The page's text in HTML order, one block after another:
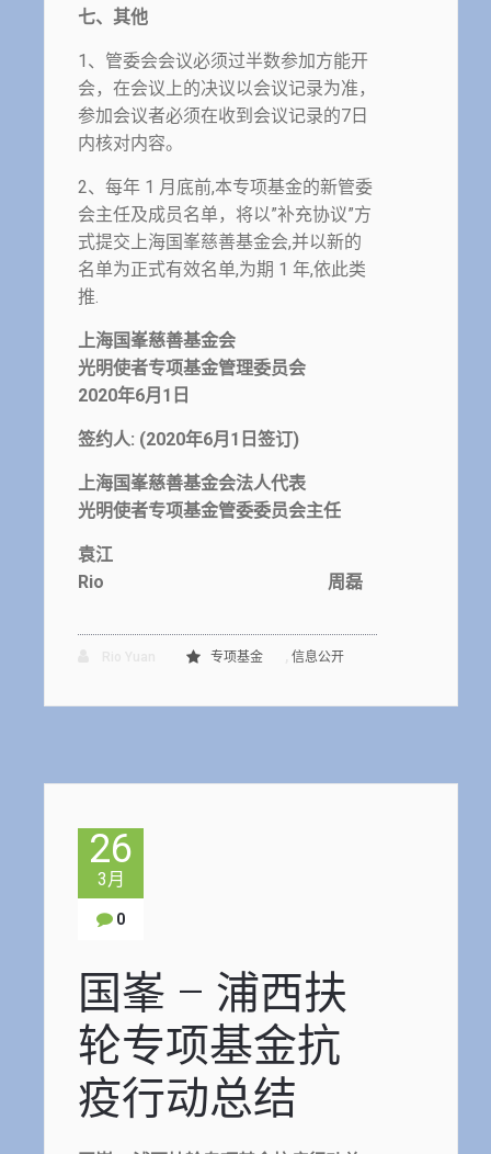
七、其他
1、管委会会议必须过半数参加方能开
会，在会议上的决议以会议记录为准，
参加会议者必须在收到会议记录的7日
内核对内容。
2、每年 1 月底前,本专项基金的新管委
会主任及成员名单，将以”补充协议”方
式提交上海国峯慈善基金会,并以新的
名单为正式有效名单,为期 1 年,依此类
推.
上海国峯慈善基金会
光明使者专项基金管理委员会
2020年6月1日
签约人: (2020年6月1日签订)
上海国峯慈善基金会法人代表
光明使者专项基金管委委员会主任
袁江
Rio 周磊
专项基金 信息公开
26
3月
0
国峯 – 浦西扶
轮专项基金抗
疫行动总结